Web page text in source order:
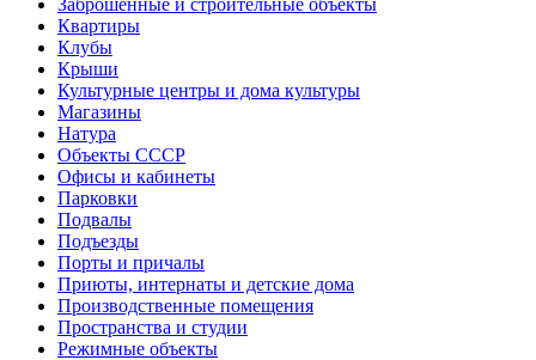
Квартиры
Клубы
Крыши
Культурные центры и дома культуры
Магазины
Натура
Объекты СССР
Офисы и кабинеты
Парковки
Подвалы
Подъезды
Порты и причалы
Приюты, интернаты и детские дома
Производственные помещения
Пространства и студии
Режимные объекты